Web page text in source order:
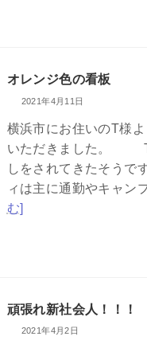
オレンジ色の看板
2021年4月11日
横浜市にお住いのT様
いただきました。 T
しをされてきたそうで
ィは主に通勤やキャン
む]
頑張れ新社会人！！！
2021年4月2日